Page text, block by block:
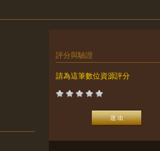
評分與驗證
請為這筆數位資源評分